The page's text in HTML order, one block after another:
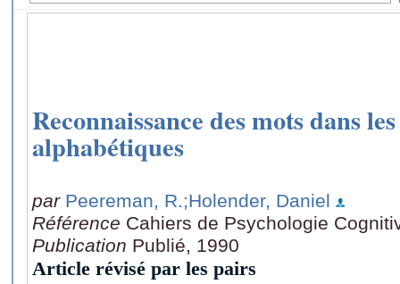
Reconnaissance des mots dans
alphabétiques
par Peereman, R.;Holender, Daniel
Référence Cahiers de Psychologie
Publication Publié, 1990
Article révisé par les pairs